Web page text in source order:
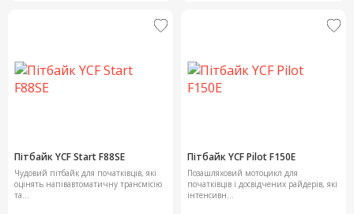
Пітбайк YCF Start F88SE
Чудовий пітбайк для початківців, які
оцінять напівавтоматичну трансмісію
та...
Пітбайк YCF Pilot F150E
Позашляховий мотоцикл для
початківців і досвідчених райдерів, які
інтенсивн...